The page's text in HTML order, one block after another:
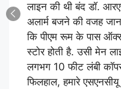
लाइन की थी बंद डॉ.
अलार्म बजने की वजह
कि पीएम रूम के पास
स्टोर होती है. उसी मेन
लगभग 10 फीट लंबी
फिलहाल, हमारे एसएनसीयू